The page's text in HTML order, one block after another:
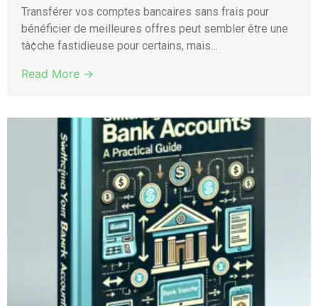
Transférer vos comptes bancaires sans frais pour
bénéficier de meilleures offres peut sembler être une
tà¢che fastidieuse pour certains, mais...
Read More →